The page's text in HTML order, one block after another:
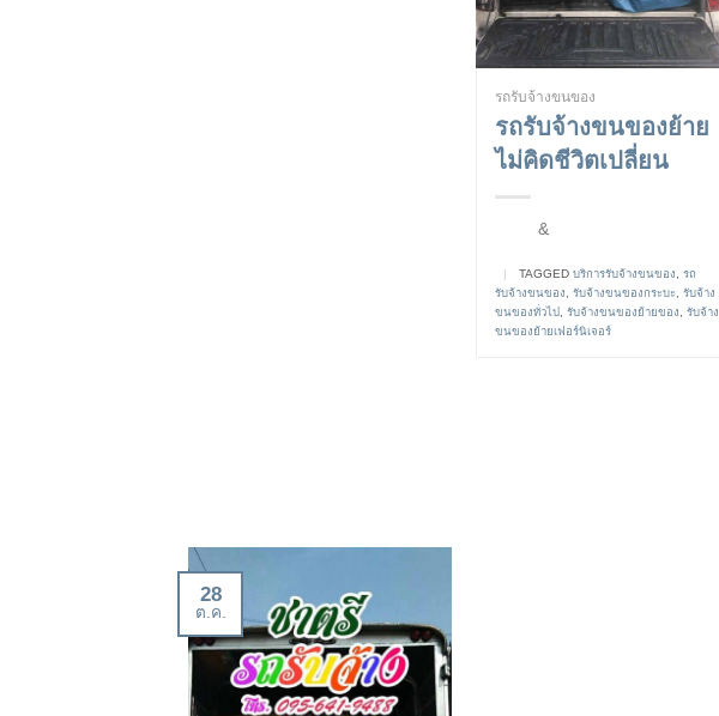
รถรับจ้างขนของ
รถรับจ้างขนของย้าย
ไม่คิดชีวิตเปลี่ยน
&
| TAGGED บริการรับจ้างขนของ
รถ
รับจ้างขนของ
รับจ้างขนของกระบะ, รับจ้าง
ขนของทั่วไป
รับจ้างขนของย้ายของ
รับจ้าง
ขนของย้ายเฟอร์นิเจอร์
28
ต.ค.